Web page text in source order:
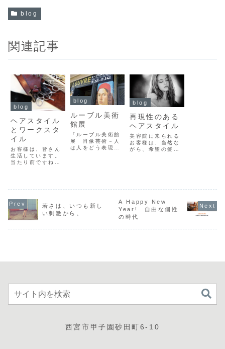
blog
関連記事
blog
ヘアスタイル
とワークスタ
イル
お客様は、皆さん
生活しています。
当たり前ですね。
できません。なぜ
やスケジュールに
よって、ヘアスタ
イルの方向性が決
まる場合があるか
らです。ファッシ
blog
ルーブル美術
館展
「ルーブル美術館
展 肖像芸術－人
は人をどう表現し
どに分けられて展
示されていまし
た。説明によりま
すと、「3000年
blog
再現性のある
ヘアスタイル
美容院に来られる
お客様は、当然な
がら、希望の髪形
んとセットできる
えておられると思
います。結婚式や
パーティ、成人
式、七五三など、
イベントに参加す
若さは、いつも新し
い刺激から。
A Happy New
Year! 自由な個性
の時代
西宮市甲子園砂田町6-10